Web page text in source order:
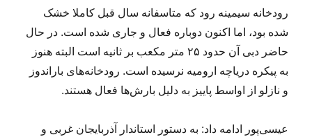
رودخانه‌ سیمینه رود که متاسفانه سال قبل کاملا خشک
شده بود، اما اکنون دوباره فعال و جاری شده است. در حال
حاضر دبی آن حدود ۲۵ متر مکعب بر ثانیه است البته هنوز
به پیکره دریاچه ارومیه نرسیده است. رودخانه‌های باراندوز
و نازلو از اواسط پاییز به دلیل بارش‌ها فعال هستند.
عیسی‌پور ادامه داد: به دستور استاندار آذربایجان غربی و